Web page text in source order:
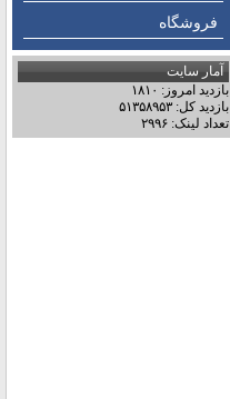
فروشگاه
آمار سایت
بازدید امروز: ۱۸۱۰
بازدید کل: ۵۱۳۵۸۹۵۳
تعداد لینک: ۲۹۹۶